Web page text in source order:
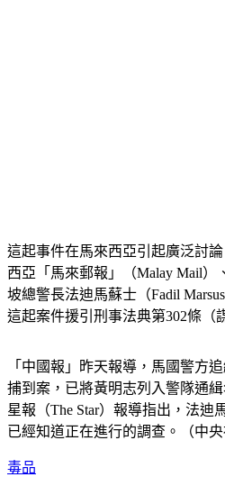
西亞「馬來郵報」（Malay Mail）
坡總警長法迪馬蘇士（Fadil
這起案件援引刑事法典第302條（
捕到案，已將黃明志列入警隊通
星報（The Star）報導指出，法迪
已經知道正在進行的調查。（中
通緝